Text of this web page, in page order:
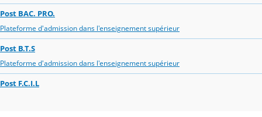
Post BAC. PRO.
Plateforme d'admission dans l'enseignement supérieur
Post B.T.S
Plateforme d'admission dans l'enseignement supérieur
Post F.C.I.L